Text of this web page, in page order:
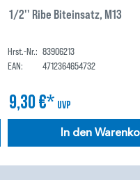
1/2'' Ribe Biteinsatz, M13
Hrst.-Nr.: 83906213
EAN:
4712364654732
9,30 €* UVP
In den